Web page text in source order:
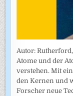
Autor:
Atome und der
verstehen. Mit
den Kernen und
Forscher neue